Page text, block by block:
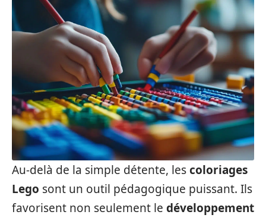
Au-delà de la simple détente, lescoloriages
Lego sont un outil pédagogique puissant. Ils
favorisent non seulement le développement